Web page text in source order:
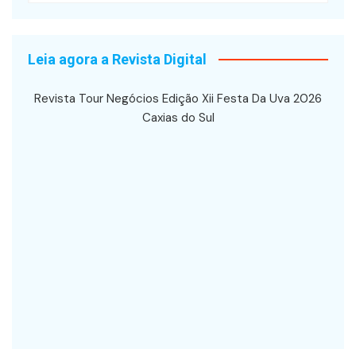
Leia agora a Revista Digital
Revista Tour Negócios Edição Xii Festa Da Uva 2026
Caxias do Sul